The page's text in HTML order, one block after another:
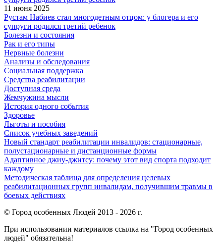
11 июня 2025
Рустам Набиев стал многодетным отцом: у блогера и его
супруги родился третий ребенок
Болезни и состояния
Рак и его типы
Нервные болезни
Анализы и обследования
Социальная поддержка
Средства реабилитации
Доступная среда
Жемчужина мысли
История одного события
Здоровье
Льготы и пособия
Список учебных заведений
Новый стандарт реабилитации инвалидов: стационарные,
полустационарные и дистанционные формы
Адаптивное джиу-джитсу: почему этот вид спорта подходит
каждому
Методическая таблица для определения целевых
реабилитационных групп инвалидам, получившим травмы в
боевых действиях
© Город особенных Людей 2013 - 2026 г.
При использовании материалов ссылка на "Город особенных
людей" обязательна!